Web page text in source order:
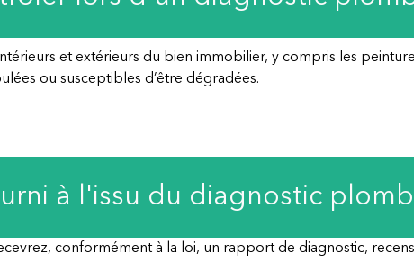
et extérieurs du bien immobilier, y compris les
ou susceptibles d’être dégradées.
à l'issu du diagnostic
conformément à la loi, un rapport de diagnostic,